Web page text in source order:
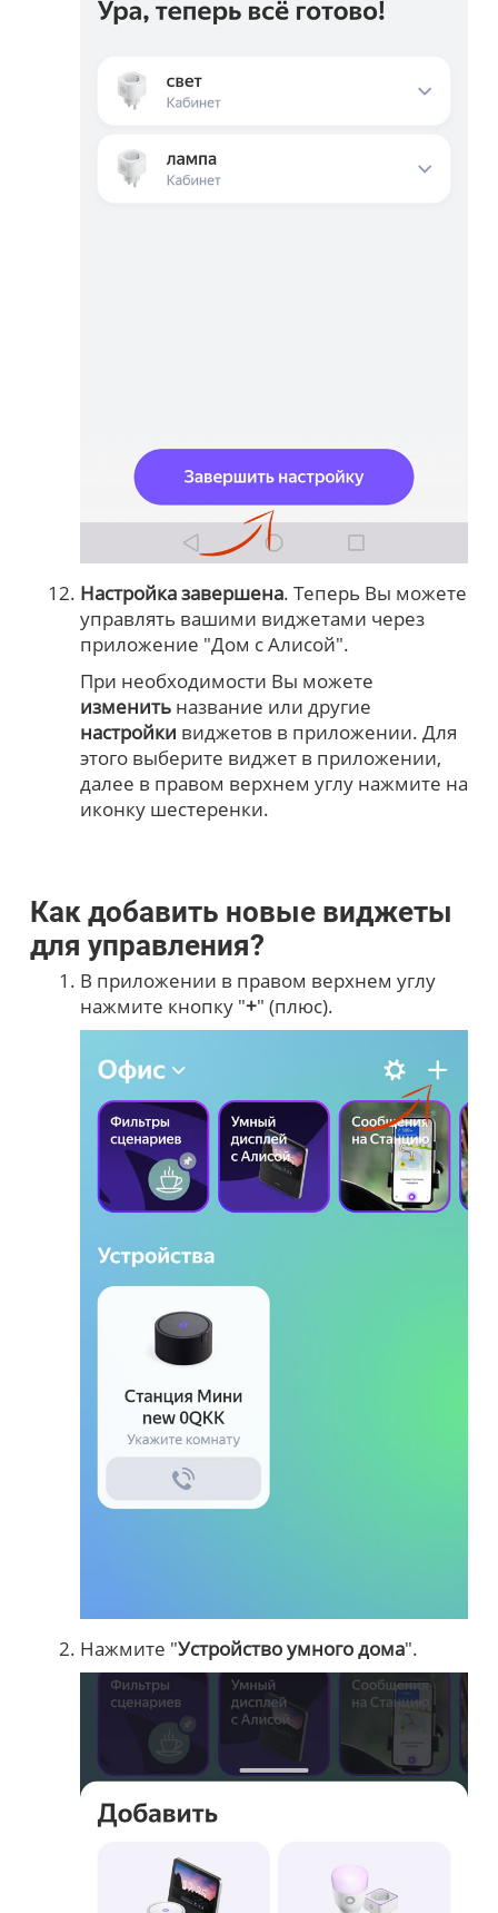
Настройка завершена. Теперь Вы можете
управлять вашими виджетами через
приложение "Дом с Алисой".
При необходимости Вы можете
изменитьназвание или другие
настройки виджетов в приложении. Для
этого выберите виджет в приложении,
далее в правом верхнем углу нажмите на
иконку шестеренки.
Как добавить новые виджеты
для управления?
В приложении в правом верхнем углу
нажмите кнопку "+" (плюс).
Нажмите "Устройство умного дома".